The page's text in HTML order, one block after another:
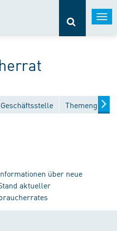
Geschäftsstelle
über neue
aktueller